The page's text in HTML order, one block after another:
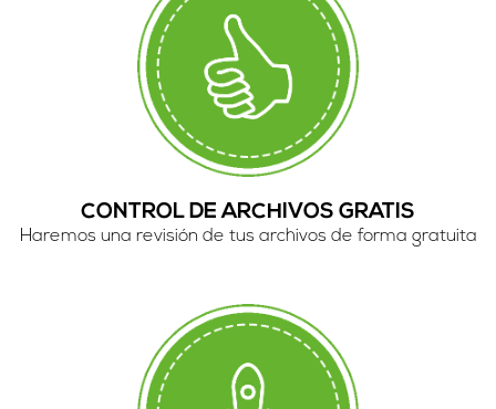
CONTROL DE ARCHIVOS GRATIS
Haremos una revisión de tus archivos de forma gratuita